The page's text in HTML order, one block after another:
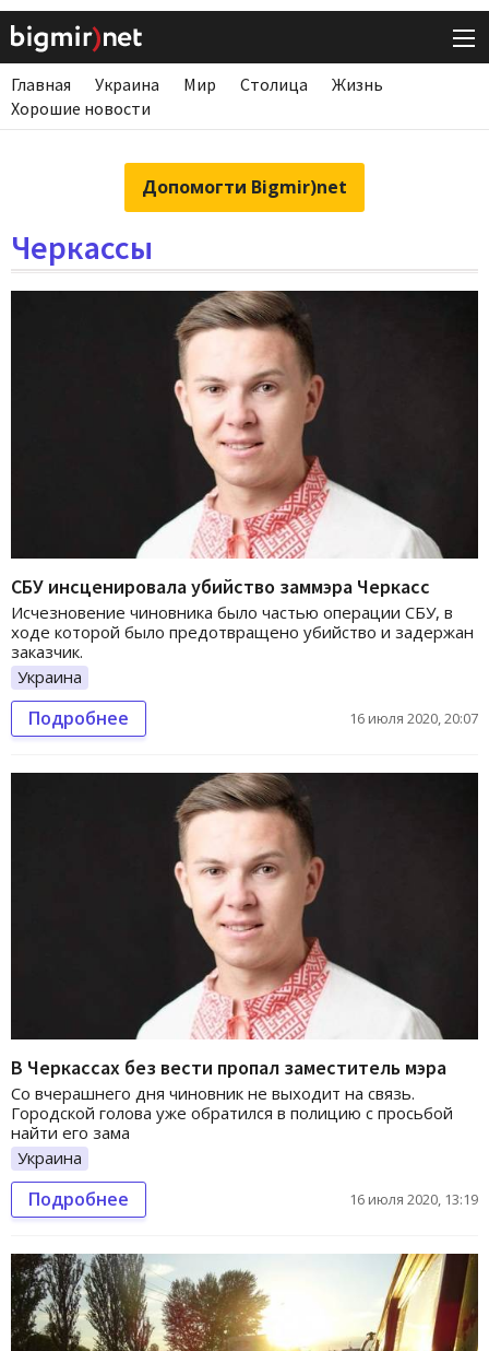
Главная Украина Мир Столица
Жизнь
Хорошие новости
Допомогти Bigmir)net
Черкассы
СБУ инсценировала убийство заммэра Черкасс
Исчезновение чиновника было частью операции СБУ, в
ходе которой было предотвращено убийство и задержан
заказчик.
Украина
Подробнее 16 июля 2020, 20:07
В Черкассах без вести пропал заместитель мэра
Со вчерашнего дня чиновник не выходит на связь.
Городской голова уже обратился в полицию с просьбой
найти его зама
Украина
Подробнее 16 июля 2020, 13:19